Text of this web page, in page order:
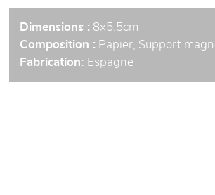
Dimensions : 8x5.5cm
Composition : Papier, Support
Fabrication: Espagne